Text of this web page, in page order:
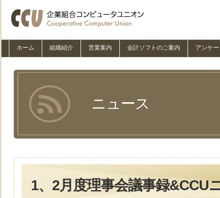
ホーム 組織紹介 営業案内 会計ソフトのご案内 アンケ
ニュース
1、2月度理事会議事録&CCU